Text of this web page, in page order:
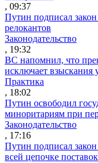
, 09:37
Путин подписал
релокантов
Законодательство
, 19:32
ВС напомнил, что
исключает взыскания
Практика
, 18:02
Путин освободил
миноритариям при
Законодательство
, 17:16
Путин подписал
всей цепочке поставок